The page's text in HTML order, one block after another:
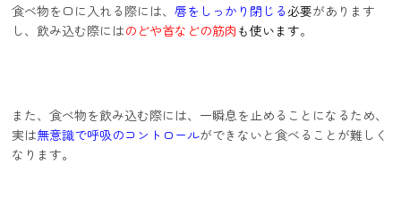
食べ物を口に入れる際には、唇をしっかり閉じる必要があります
し、飲み込む際にはのどや首などの筋肉 も使います。
また、食べ物を飲み込む際には、一瞬息を止めることになるため、
実は無意識で呼吸のコントロールができないと食べることが難しく
なります。